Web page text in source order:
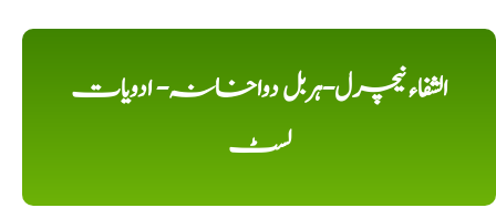
الشفاء نیچرل-ہربل دواخانہ- ادویات
لسٹ